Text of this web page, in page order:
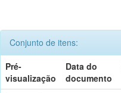
Conjunto de itens:
Pré-
visualização
Data do
documento